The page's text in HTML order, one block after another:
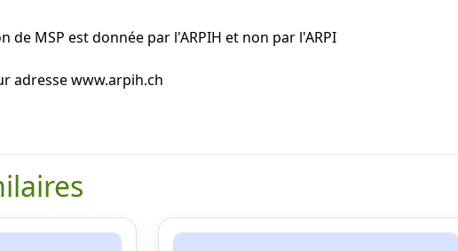
de MSP est donnée par l'ARPIH et non par l'ARPI
adresse www.arpih.ch